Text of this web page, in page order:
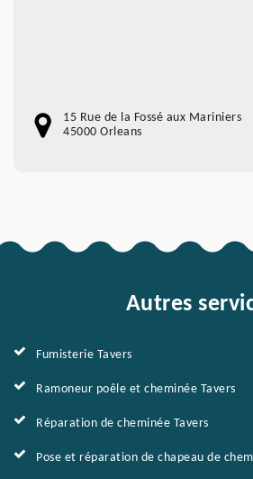
15 Rue de la Fossé aux Mariniers
45000 Orleans
Autres
Fumisterie Tavers
Ramoneur poêle et cheminée Tavers
Réparation de cheminée Tavers
Pose et réparation de chapeau de